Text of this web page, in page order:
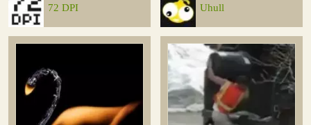
72 DPI Uhull